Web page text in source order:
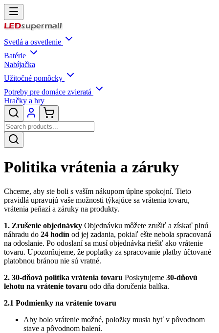
Svetlá a osvetlenie
Batérie
Nabíjačka
Užitočné pomôcky
Potreby pre domáce zvieratá
Hračky a hry
Politika vrátenia a záruky
Chceme, aby ste boli s vaším nákupom úplne spokojní. Tieto
pravidlá upravujú vaše možnosti týkajúce sa vrátenia tovaru,
vrátenia peňazí a záruky na produkty.
1. Zrušenie objednávky Objednávku môžete zrušiť a získať plnú
náhradu do 24 hodín od jej zadania, pokiaľ ešte nebola spracovaná
na odoslanie. Po odoslaní sa musí objednávka riešiť ako vrátenie
tovaru. Upozorňujeme, že poplatky za spracovanie platby účtované
platobnou bránou nie sú vratné.
2. 30-dňová politika vrátenia tovaru Poskytujeme 30-dňovú
lehotu na vrátenie tovaru odo dňa doručenia balíka.
2.1 Podmienky na vrátenie tovaru
Aby bolo vrátenie možné, položky musia byť v pôvodnom
stave a pôvodnom balení.